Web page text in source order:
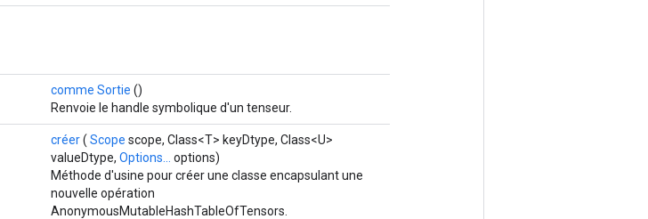
comme Sortie ()
Renvoie le handle symbolique d'un tenseur.
créer( Scope scope, Class<T> keyDtype, Class<U>
valueDtype, Options...
options)
Méthode d'usine pour créer une classe encapsulant une
nouvelle opération
AnonymousMutableHashTableOfTensors.